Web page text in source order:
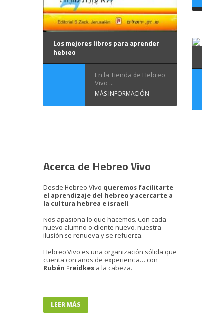
Los mejores libros para aprender
hebreo
En la Tienda de Hebreo
Vivo ...
MÁS INFORMACIÓN
Acerca de Hebreo Vivo
Desde Hebreo Vivo queremos facilitarte
el aprendizaje del hebreo y acercarte a
la cultura hebrea e israelí.
Nos apasiona lo que hacemos. Con cada
nuevo alumno o cliente nuevo, nuestra
ilusión se renueva y se refuerza.
Hebreo Vivo es una organización sólida que
cuenta con años de experiencia… con
Rubén Freidkes a la cabeza.
LEER MÁS